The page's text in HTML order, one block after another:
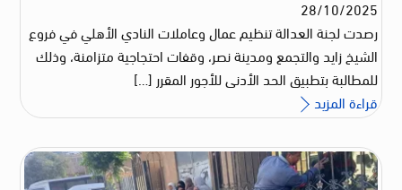
28/10/2025
رصدت لجنة العدالة تنظيم عمال وعاملات النادي الأهلي في فروع
الشيخ زايد والتجمع ومدينة نصر، وقفات احتجاجية متزامنة، وذلك
للمطالبة بتطبيق الحد الأدنى للأجور المقرر […]
قراءة المزيد